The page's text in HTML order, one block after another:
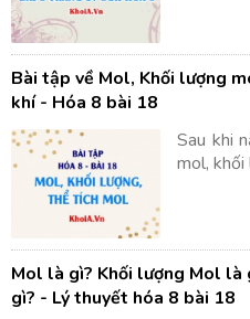
Bài tập về Mol, Khối lượng
khí - Hóa 8 bài 18
Sau khi
mol, khối
Mol là gì? Khối lượng Mol
gì? - Lý thuyết hóa 8 bài 18